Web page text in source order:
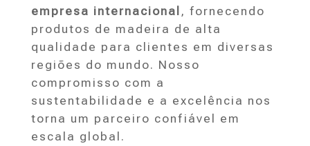
empresa internacional , fornecendo
produtos de madeira de alta
qualidade para clientes em diversas
regiões do mundo. Nosso
compromisso com a
sustentabilidade e a excelência nos
torna um parceiro confiável em
escala global.